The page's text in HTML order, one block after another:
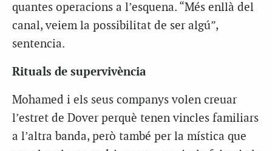
quantes operacions a l’esquena. “Més enllà del
canal, veiem la possibilitat de ser algú”,
sentencia.
Rituals de supervivència
Mohamed i els seus companys volen creuar
l’estret de Dover perquè tenen vincles familiars
a l’altra banda, però també per la mística que